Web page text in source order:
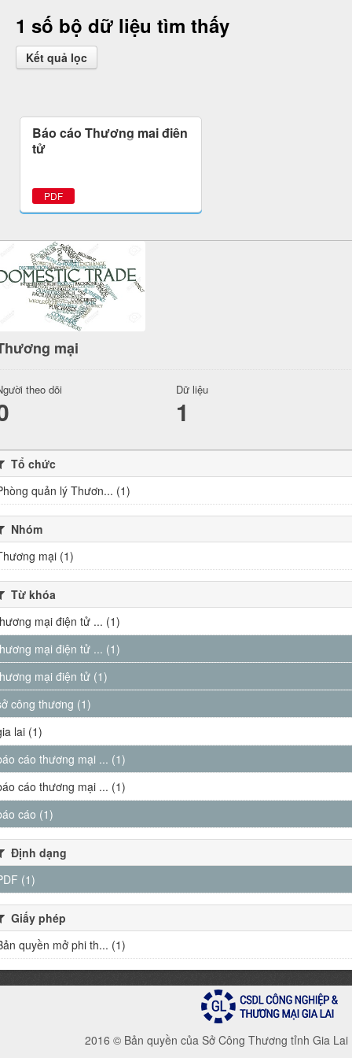
1 số bộ dữ liệu tìm thấy
Kết quả lọc
Báo cáo Thương mại điện
tử
PDF
mại
theo dõi Dữ liệu
1
Tổ chức
quản lý Thươn... (1)
Nhóm
mại (1)
Từ khóa
mại điện tử ... (1)
mại điện tử ... (1)
mại điện tử (1)
công thương (1)
lai (1)
cáo thương mại ... (1)
cáo thương mại ... (1)
cáo (1)
Định dạng
(1)
Giấy phép
quyền mở phi th... (1)
2016 © Bản quyền của Sở Công Thương tỉnh Gia Lai